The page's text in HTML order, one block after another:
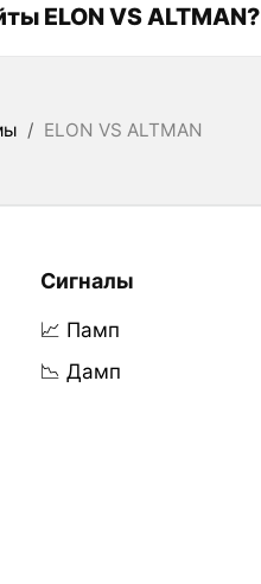
ELON VS ALTMAN?
/ ELON VS ALTMAN
Сигналы
📈 Памп
📉 Дамп